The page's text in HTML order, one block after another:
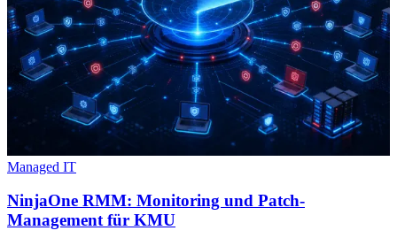
Managed IT
NinjaOne RMM: Monitoring und Patch-
Management für KMU